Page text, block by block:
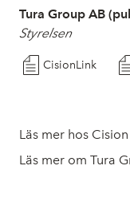
Tura Group AB
Styrelsen
CisionLink
Läs mer hos Cision
Läs mer om Tura